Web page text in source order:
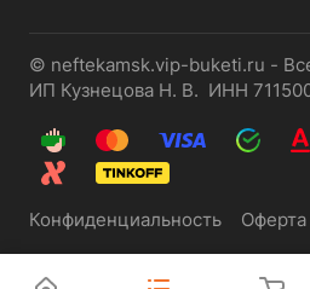
© neftekamsk.vip-buketi.ru -
ИП Кузнецова Н. В. ИНН
Конфиденциальность Оферта